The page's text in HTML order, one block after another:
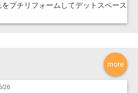
をプチリフォームしてデットスペース
more
26